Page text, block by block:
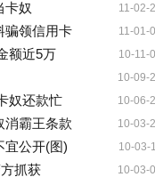
11-02-
卡奴
11-01-
骗领信用卡
10-11-
额近5万
10-09-
10-06-
奴还款忙
10-03-
消霸王条款
10-03-
宜公开(图)
10-03-
抓获